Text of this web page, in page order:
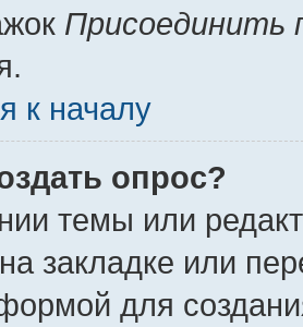
Присоединить
к началу
опрос?
темы или
закладке или
для